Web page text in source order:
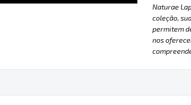
Naturae
coleção,
permitem
nos